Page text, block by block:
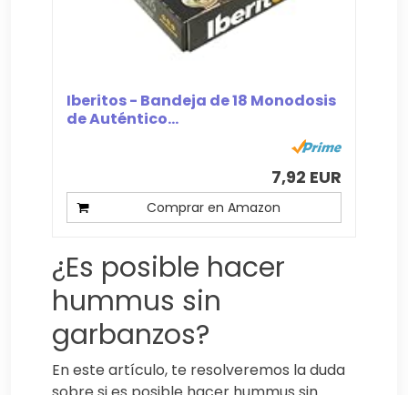
Iberitos - Bandeja de 18 Monodosis
de Auténtico...
7,92 EUR
Comprar en Amazon
¿Es posible hacer
hummus sin
garbanzos?
En este artículo, te resolveremos la duda